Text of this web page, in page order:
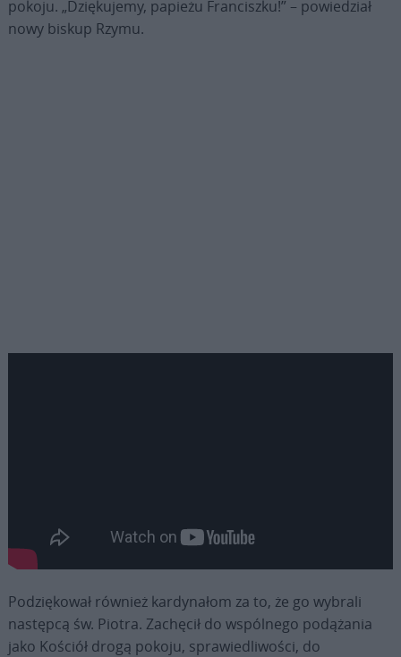
pokoju. „Dziękujemy, papieżu Franciszku!” – powiedział
nowy biskup Rzymu.
Podziękował również kardynałom za to, że go wybrali
następcą św. Piotra. Zachęcił do wspólnego podążania
jako Kościół drogą pokoju, sprawiedliwości, do